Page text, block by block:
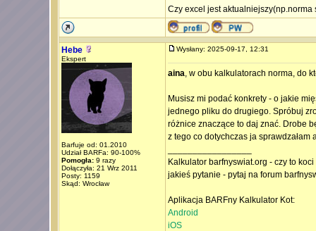
Czy excel jest
Hebe
Ekspert
Barfuje od: 01.2010
Udział BARFa: 90-100%
Pomogła:9 razy
Dołączyła: 21 Wrz 2011
Posty: 1159
Skąd: Wrocław
Wysłany: 2025-09-17, 12:31
aina, w obu kalkulatorach norma, do
Musisz mi podać konkrety - o jakie
jednego pliku do drugiego. Spróbuj
różnice znaczące to daj znać. Drobe
z tego co dotychczas ja sprawdzałam
Kalkulator barfnyswiat.org - czy to
jakieś pytanie - pytaj na forum
Aplikacja BARFny Kalkulator Kot:
Android
iOS